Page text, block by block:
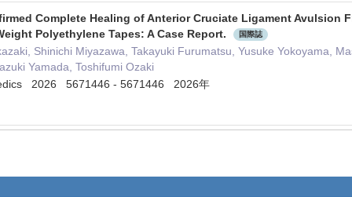
Complete Healing of Anterior Cruciate Ligament Avulsion
Polyethylene Tapes: A Case Report.
国際誌
Shinichi Miyazawa, Takayuki Furumatsu, Yusuke Yokoyama,
Yamada, Toshifumi Ozaki
2026 5671446 - 5671446 2026年